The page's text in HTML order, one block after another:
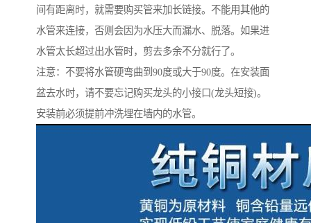
间有距离时，就需要购买管来加长链接。不能用其他的
水管来连接，否则会因为水压大而漏水、脱落。如果进
水管太长超过出水管时，剪去多余不分就行了。
注意：不要将水管硬弯曲到90度或大于90度。在安装面
盆去水时，请不要忘记购买龙头的小接口(龙头短接)。
安装前必须提前冲洗埋在墙内的水管。